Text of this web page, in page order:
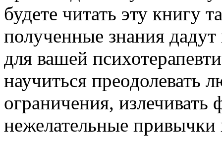
будете читать эту книгу
полученные знания
для вашей
научиться преодолевать
ограничения, излечивать
нежелательные привычки